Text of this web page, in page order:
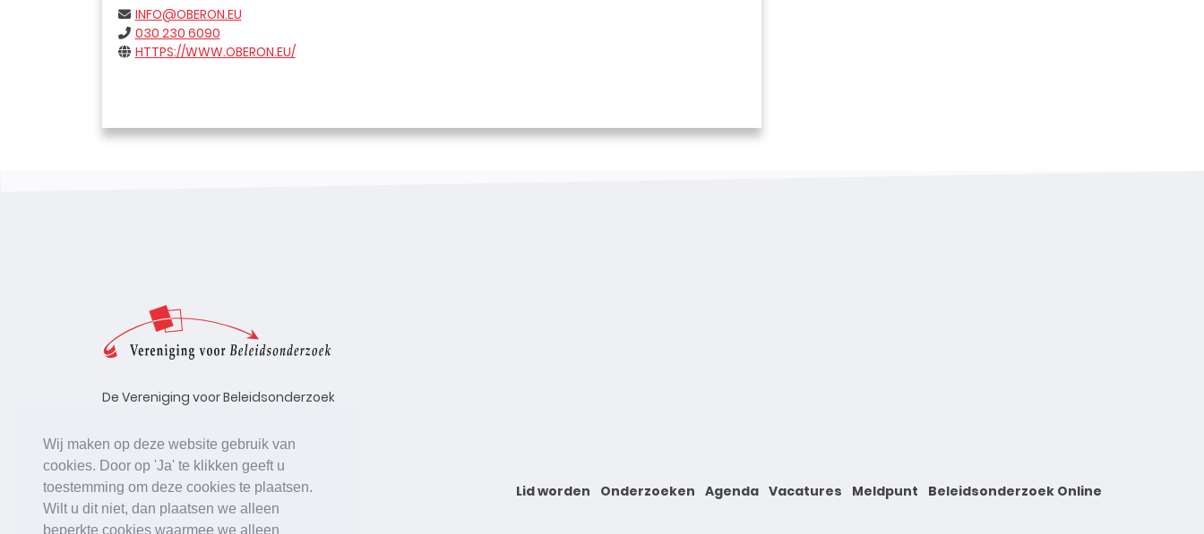
Wij maken op deze website gebruik van
cookies. Door op 'Ja' te klikken geeft u
toestemming om deze cookies te plaatsen.
Wilt u dit niet, dan plaatsen we alleen
beperkte cookies waarmee we alleen
INFO@OBERON.EU
030 230 6090
HTTPS://WWW.OBERON.EU/
De Vereniging voor Beleidsonderzoek
bevorderen van beleidsonderzoek,
uitgevoerd in opdracht van
beleidsinstanties, uitvoerende
organisaties en bedrijfsleven.
Lid worden Onderzoeken Agenda Vacatures Meldpunt Beleidsonderzoek Online